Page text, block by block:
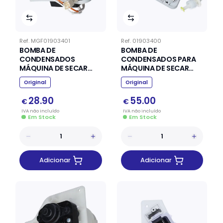
Ref. MGF01903401
BOMBA DE
CONDENSADOS
MÁQUINA DE SECAR
ARISTON INDESIT
C00851885
Original
€ 28.90
IVA nãoincluído
Em Stock
Adicionar
Ref. 01903400
BOMBA DE
CONDENSADOS PARA
MÁQUINA DE SECAR
WHIRLPOOL
481070109852
Original
€ 55.00
IVA nãoincluído
Em Stock
Adicionar